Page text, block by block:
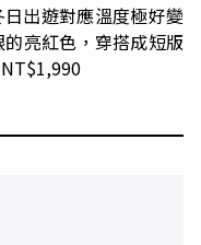
出遊對應溫度極好變
亮紅色，穿搭成短版